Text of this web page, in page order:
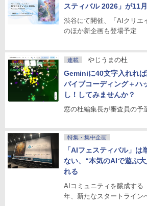
スティバル 2026」が11
渋谷にて開催、「AIクリエ
のほか新企画も登場予定
連載 やじうまの杜
Geminiに40文字入れれば
バイブコーディング＋ハ
し！してみませんか？
窓の杜編集長が審査員の予
特集・集中企画
「AIフェスティバル」は
ない、“本気のAIで遊ぶ
れる
AIコミュニティを醸成する
年、新たなスタートライン